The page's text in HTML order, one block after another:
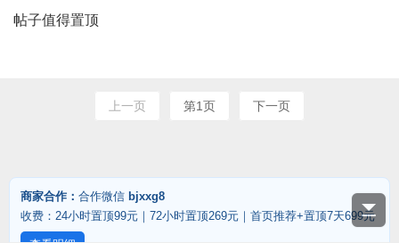
帖子值得置顶
上一页 第1页 下一页
商家合作： 合作微信 bjxxg8
收费：24小时置顶99元｜72小时置顶269元｜首页推荐+置顶7天699元
查看明细